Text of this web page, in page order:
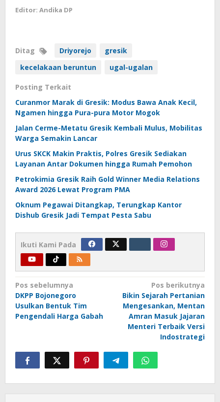
Editor: Andika DP
Ditag Driyorejo
gresik
kecelakaan beruntun
ugal-ugalan
Posting Terkait
Curanmor Marak di Gresik: Modus Bawa Anak Kecil,
Ngamen hingga Pura-pura Motor Mogok
Jalan Cerme-Metatu Gresik Kembali Mulus, Mobilitas
Warga Semakin Lancar
Urus SKCK Makin Praktis, Polres Gresik Sediakan
Layanan Antar Dokumen hingga Rumah Pemohon
Petrokimia Gresik Raih Gold Winner Media Relations
Award 2026 Lewat Program PMA
Oknum Pegawai Ditangkap, Terungkap Kantor
Dishub Gresik Jadi Tempat Pesta Sabu
Ikuti Kami Pada
Navigasi
pos
Pos sebelumnya
DKPP Bojonegoro
Usulkan Bentuk Tim
Pengendali Harga Gabah
Pos berikutnya
Bikin Sejarah Pertanian
Mengesankan, Mentan
Amran Masuk Jajaran
Menteri Terbaik Versi
Indostrategi